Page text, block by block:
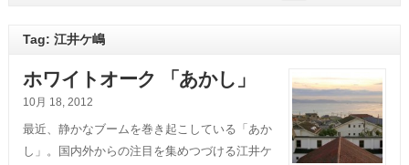
Tag: 江井ケ嶋
ホワイトオーク 「あかし」
10月 18, 2012
最近、静かなブームを巻き起こしている「あか
し」。国内外からの注目を集めつづける江井ケ